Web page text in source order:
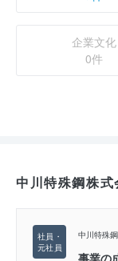
企業文化
0件
中川特殊鋼株
中川特殊